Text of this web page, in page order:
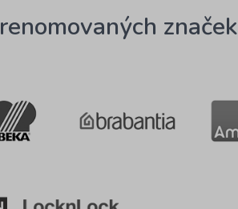
renomovaných značek